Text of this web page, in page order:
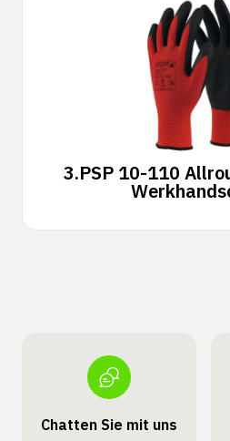
3.PSP 10-110
Chatten Sie mit uns